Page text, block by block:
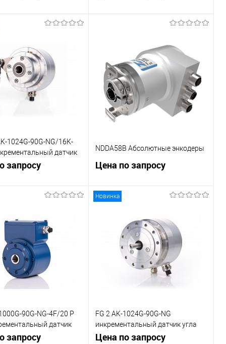
В корзину
Под заказ
В корзину
К сравнению
В избранное
Под заказ
1024G-90G-NG/16K-
датчик
запросу
В корзину
Под заказ
NDDA58B Абсолютные энкодеры
Цена по запросу
В корзину
К сравнению
В избранное
Под заказ
90G-NG-4F/20 P
датчик
с полым валом
запросу
Новинка
FG 2 AK-1024G-90G-NG
инкрементальный датчик угла
поворота
Цена по запросу